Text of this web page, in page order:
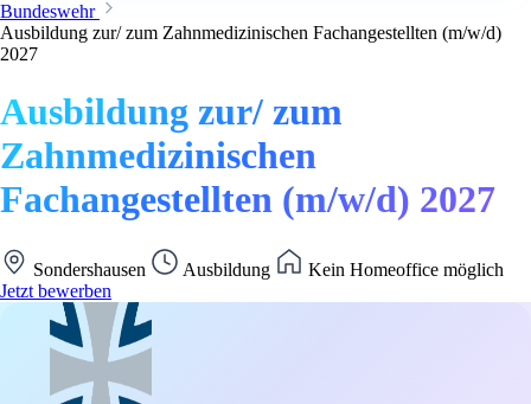
Bundeswehr
Ausbildung zur/ zum Zahnmedizinischen Fachangestellten (m/w/d)
2027
Ausbildung zur/ zum
Zahnmedizinischen
Fachangestellten (m/w/d) 2027
Sondershausen Ausbildung
Kein Homeoffice möglich
Jetzt bewerben